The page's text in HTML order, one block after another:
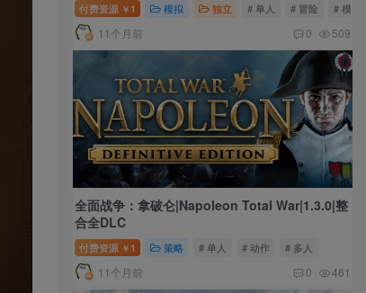
付费资源 ￥ 1 模拟 独立 # 单人 # 冒险 # 模拟
11个月前 0 509
全面战争：拿破仑|Napoleon Total War|1.3.0|整
合全DLC
付费资源 ￥ 1 策略 # 单人 # 动作 # 多人
11个月前 0 461